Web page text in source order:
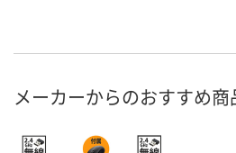
メーカーからのおすすめ商